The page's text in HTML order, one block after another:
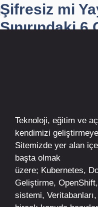
Şifresiz mi
Sınırındaki
Teknoloji, eğitim ve
kendimizi
Sitemizde yer alan
başta olmak
üzere; Kubernetes,
Geliştirme, OpenShift,
sistemi,